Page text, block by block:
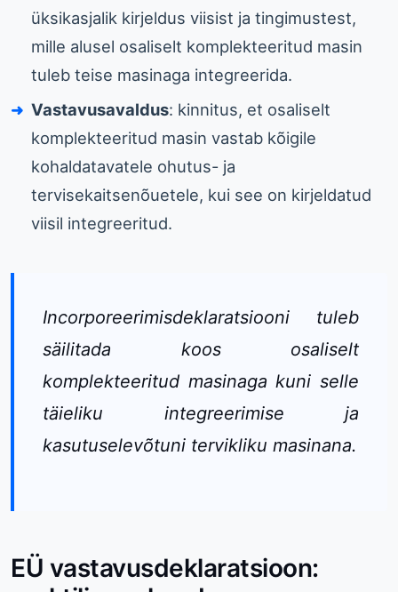
üksikasjalik kirjeldus viisist ja tingimustest,
mille alusel osaliselt komplekteeritud masin
tuleb teise masinaga integreerida.
Vastavusavaldus: kinnitus, et osaliselt
komplekteeritud masin vastab kõigile
kohaldatavatele ohutus- ja
tervisekaitsenõuetele, kui see on kirjeldatud
viisil integreeritud.
Incorporeerimisdeklaratsiooni tuleb
säilitada koos osaliselt
komplekteeritud masinaga kuni selle
täieliku integreerimise ja
kasutuselevõtuni tervikliku masinana.
EÜ vastavusdeklaratsioon: